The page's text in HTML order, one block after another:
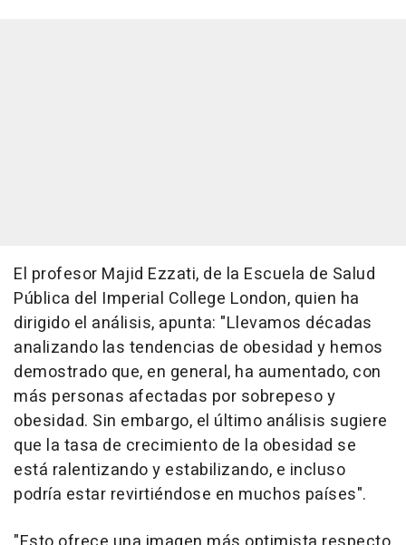
El profesor Majid Ezzati, de la Escuela de Salud
Pública del Imperial College London, quien ha
dirigido el análisis, apunta: "Llevamos décadas
analizando las tendencias de obesidad y hemos
demostrado que, en general, ha aumentado, con
más personas afectadas por sobrepeso y
obesidad. Sin embargo, el último análisis sugiere
que la tasa de crecimiento de la obesidad se
está ralentizando y estabilizando, e incluso
podría estar revirtiéndose en muchos países".